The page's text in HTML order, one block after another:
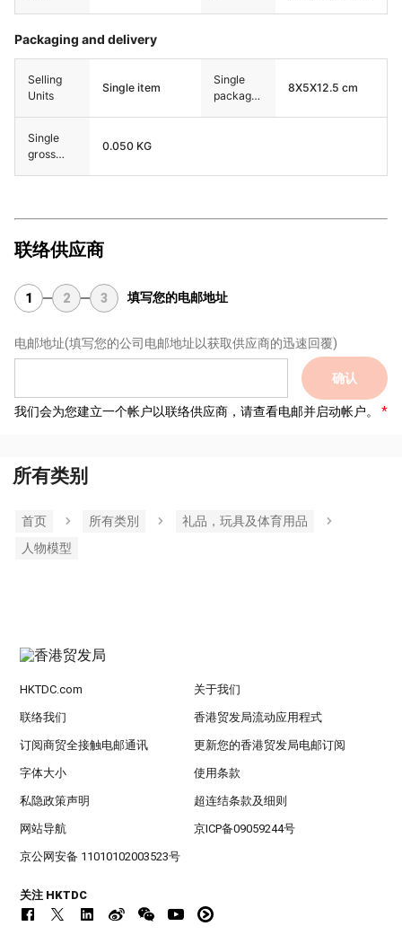
Packaging and delivery
Selling
Units
Single item
Single
package
8X5X12.5 cm
Single
gross
0.050 KG
联络供应商
1 2 3 填写您的电邮地址
电邮地址(填写您的公司电邮地址以获取供应商的迅速回覆)
确认
我们会为您建立一个帐户以联络供应商，请查看电邮并启动帐户。
所有类别
首页 所有类別
礼品，玩具及体育用品
人物模型
HKTDC.com 关于我们
联络我们 香港贸发局流动应用程式
订阅商贸全接触电邮通讯 更新您的香港贸发局电邮订阅
字体大小 使用条款
私隐政策声明 超连结条款及细则
网站导航 京ICP备09059244号
京公网安备 11010102003523号
关注 HKTDC